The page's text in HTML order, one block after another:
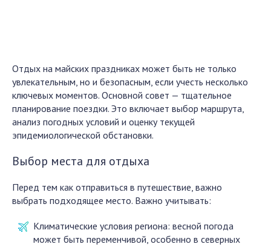
Отдых на майских праздниках может быть не только
увлекательным, но и безопасным, если учесть несколько
ключевых моментов. Основной совет — тщательное
планирование поездки. Это включает выбор маршрута,
анализ погодных условий и оценку текущей
эпидемиологической обстановки.
Выбор места для отдыха
Перед тем как отправиться в путешествие, важно
выбрать подходящее место. Важно учитывать:
Климатические условия региона: весной погода
может быть переменчивой, особенно в северных